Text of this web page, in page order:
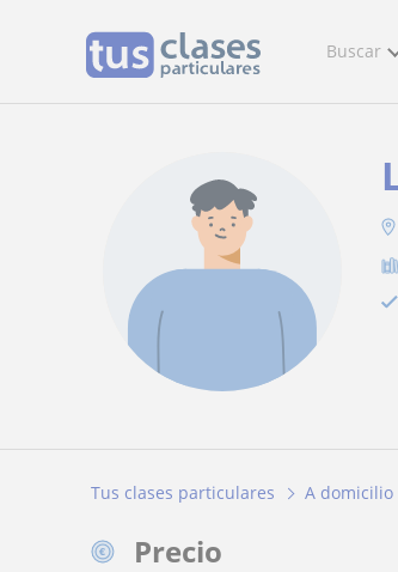
Buscar
Tus clases particulares A domicilio
Precio